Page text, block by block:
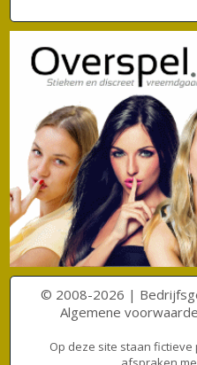
© 2008-2026 |
Algemene
Op deze site staan